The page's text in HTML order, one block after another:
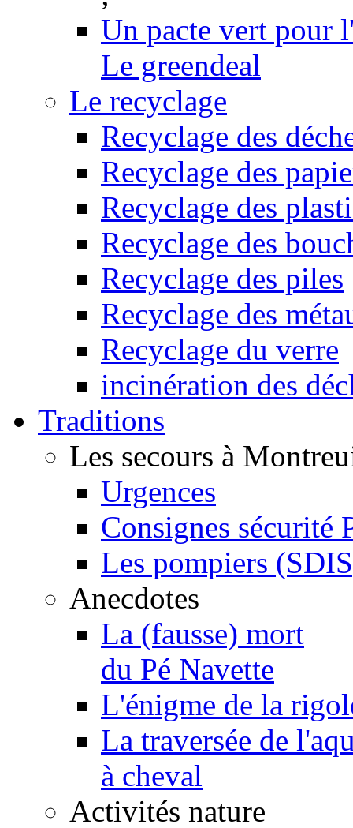
Un pacte vert pour
Le greendeal
Le recyclage
Recyclage des
Recyclage des
Recyclage des
Recyclage des
Recyclage des piles
Recyclage des
Recyclage du verre
incinération des
Traditions
Les secours à
Urgences
Consignes sécurité
Les pompiers
Anecdotes
La (fausse) mort
du Pé Navette
L'énigme de la
La traversée de
à cheval
Activités nature